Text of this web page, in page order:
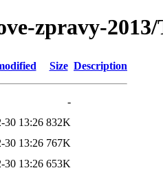
zpravy-
Size Description
-
30 13:26 832K
30 13:26 767K
30 13:26 653K